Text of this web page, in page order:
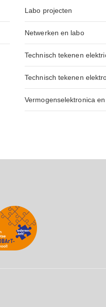
Labo projecten
Netwerken en labo
Technisch tekenen
Technisch tekenen
Vermogenselektronica